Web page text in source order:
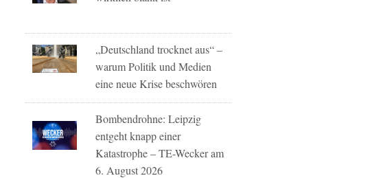
„Deutschland trocknet aus“ –
warum Politik und Medien
eine neue Krise beschwören
Bombendrohne: Leipzig
entgeht knapp einer
Katastrophe – TE-Wecker am
6. August 2026